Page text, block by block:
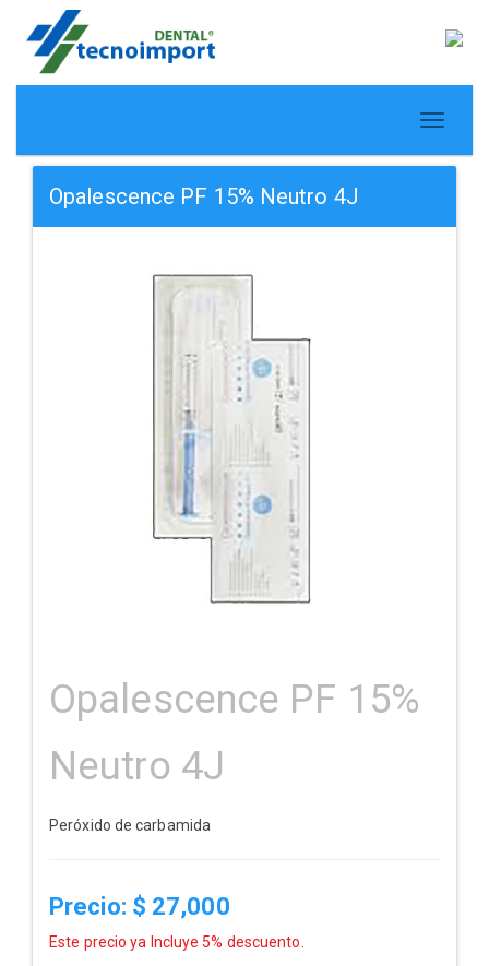
Opalescence PF 15% Neutro 4J
Opalescence PF 15%
Neutro 4J
Peróxido de carbamida
Precio: $ 27,000
Este precio ya Incluye 5% descuento.